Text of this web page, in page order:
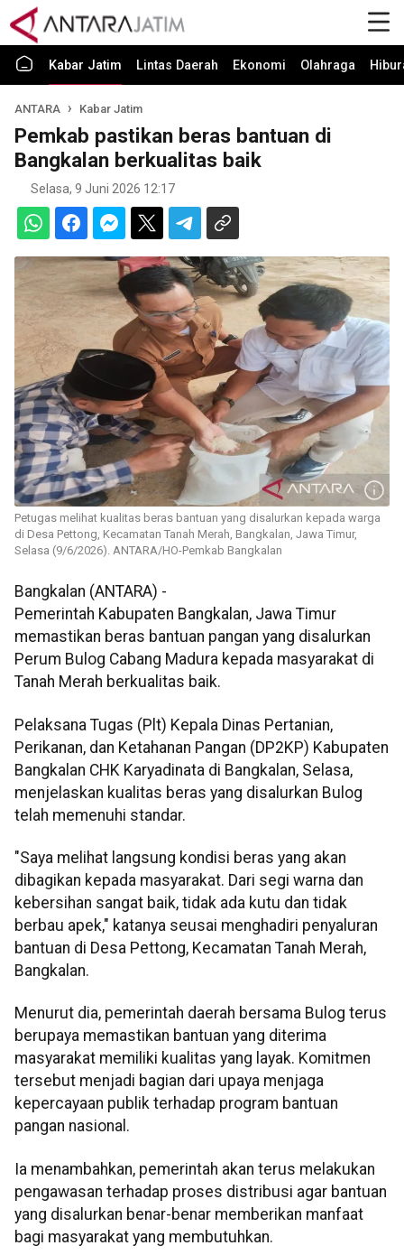
Kabar Jatim Lintas Daerah Ekonomi Olahraga
ANTARA Kabar Jatim
Pemkab pastikan beras bantuan di
Bangkalan berkualitas baik
Selasa, 9 Juni 2026 12:17
Petugas melihat kualitas beras bantuan yang disalurkan kepada warga
di Desa Pettong, Kecamatan Tanah Merah, Bangkalan, Jawa Timur,
Selasa (9/6/2026). ANTARA/HO-Pemkab Bangkalan
Bangkalan (ANTARA) -
Pemerintah Kabupaten Bangkalan, Jawa Timur
memastikan beras bantuan pangan yang disalurkan
Perum Bulog Cabang Madura kepada masyarakat di
Tanah Merah berkualitas baik.
Pelaksana Tugas (Plt) Kepala Dinas Pertanian,
Perikanan, dan Ketahanan Pangan (DP2KP) Kabupaten
Bangkalan CHK Karyadinata di Bangkalan, Selasa,
menjelaskan kualitas beras yang disalurkan Bulog
telah memenuhi standar.
"Saya melihat langsung kondisi beras yang akan
dibagikan kepada masyarakat. Dari segi warna dan
kebersihan sangat baik, tidak ada kutu dan tidak
berbau apek," katanya seusai menghadiri penyaluran
bantuan di Desa Pettong, Kecamatan Tanah Merah,
Bangkalan.
Menurut dia, pemerintah daerah bersama Bulog terus
berupaya memastikan bantuan yang diterima
masyarakat memiliki kualitas yang layak. Komitmen
tersebut menjadi bagian dari upaya menjaga
kepercayaan publik terhadap program bantuan
pangan nasional.
Ia menambahkan, pemerintah akan terus melakukan
pengawasan terhadap proses distribusi agar bantuan
yang disalurkan benar-benar memberikan manfaat
bagi masyarakat yang membutuhkan.